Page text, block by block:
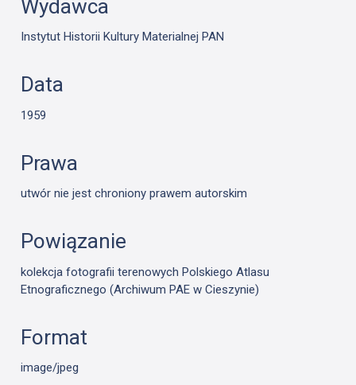
Wydawca
Instytut Historii Kultury Materialnej PAN
Data
1959
Prawa
utwór nie jest chroniony prawem autorskim
Powiązanie
kolekcja fotografii terenowych Polskiego Atlasu
Etnograficznego (Archiwum PAE w Cieszynie)
Format
image/jpeg